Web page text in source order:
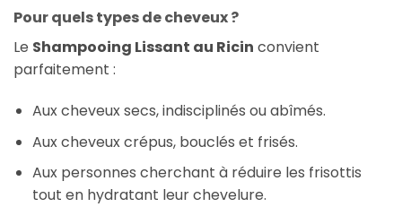
Pour quels types de cheveux ?
Le Shampooing Lissant au Ricin convient
parfaitement :
Aux cheveux secs, indisciplinés ou abîmés.
Aux cheveux crépus, bouclés et frisés.
Aux personnes cherchant à réduire les frisottis
tout en hydratant leur chevelure.